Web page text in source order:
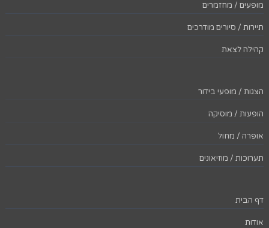
מופעים / מחזמרים
תיירות / סיורים מודרכים
קהילה לצאת
הצגות / מופעי בידור
הופעות / מוסיקה
אופרה / מחול
תערוכות / מוזיאונים
דף הבית
אודות